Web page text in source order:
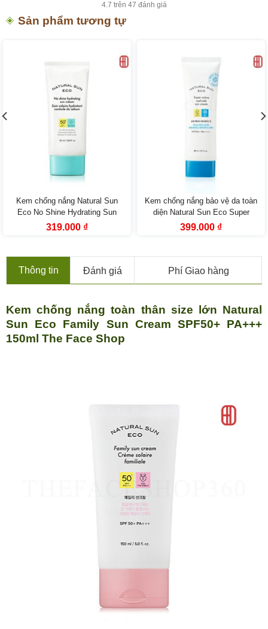
4.7 trên 47 đánh giá
Sản phẩm tương tự
Kem chống nắng Natural Sun
Eco No Shine Hydrating Sun
Cream SPF50+ PA+++ (50ml)
Giá
319.000 ₫Giá
319.000 ₫.
Kem chống nắng bảo vệ da toàn
diện Natural Sun Eco Super
Active Reef-Safe Sun Cream
Giá
399.000 ₫Giá
399.000 ₫.
Thông tin Đánh giá Phí Giao hàng
Kem chống nắng toàn thân size lớn Natural
Sun Eco Family Sun Cream SPF50+ PA+++
150ml The Face Shop